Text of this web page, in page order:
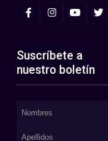
Suscríbete a
nuestro boletín